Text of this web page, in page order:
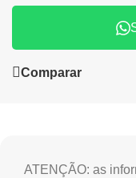
Comparar
ATENÇÃO: as